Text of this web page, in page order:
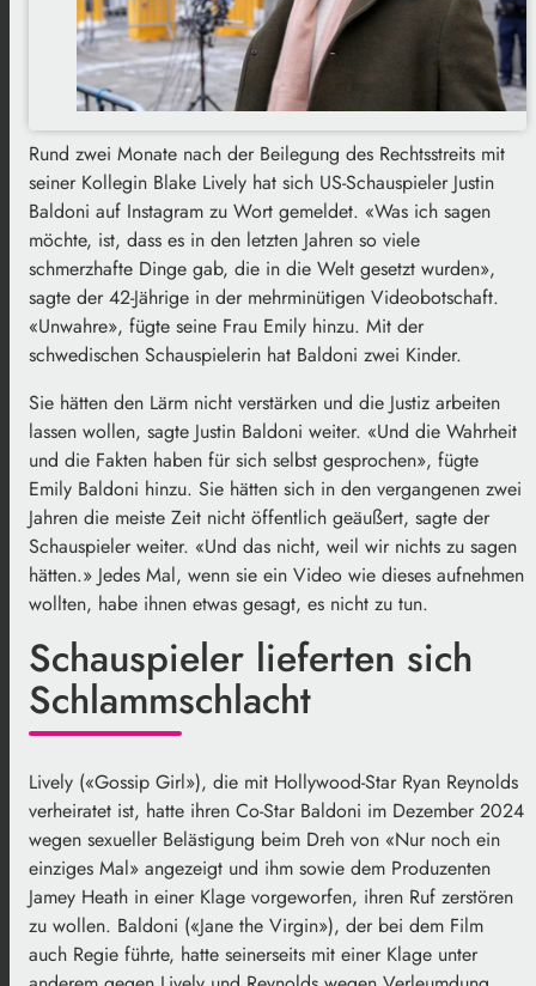
Rund zwei Monate nach der Beilegung des Rechtsstreits mit
seiner Kollegin Blake Lively hat sich US-Schauspieler Justin
Baldoni auf Instagram zu Wort gemeldet. «Was ich sagen
möchte, ist, dass es in den letzten Jahren so viele
schmerzhafte Dinge gab, die in die Welt gesetzt wurden»,
sagte der 42-Jährige in der mehrminütigen Videobotschaft.
«Unwahre», fügte seine Frau Emily hinzu. Mit der
schwedischen Schauspielerin hat Baldoni zwei Kinder.
Sie hätten den Lärm nicht verstärken und die Justiz arbeiten
lassen wollen, sagte Justin Baldoni weiter. «Und die Wahrheit
und die Fakten haben für sich selbst gesprochen», fügte
Emily Baldoni hinzu. Sie hätten sich in den vergangenen zwei
Jahren die meiste Zeit nicht öffentlich geäußert, sagte der
Schauspieler weiter. «Und das nicht, weil wir nichts zu sagen
hätten.» Jedes Mal, wenn sie ein Video wie dieses aufnehmen
wollten, habe ihnen etwas gesagt, es nicht zu tun.
Schauspieler lieferten sich
Schlammschlacht
Lively («Gossip Girl»), die mit Hollywood-Star Ryan Reynolds
verheiratet ist, hatte ihren Co-Star Baldoni im Dezember 2024
wegen sexueller Belästigung beim Dreh von «Nur noch ein
einziges Mal» angezeigt und ihm sowie dem Produzenten
Jamey Heath in einer Klage vorgeworfen, ihren Ruf zerstören
zu wollen. Baldoni («Jane the Virgin»), der bei dem Film
auch Regie führte, hatte seinerseits mit einer Klage unter